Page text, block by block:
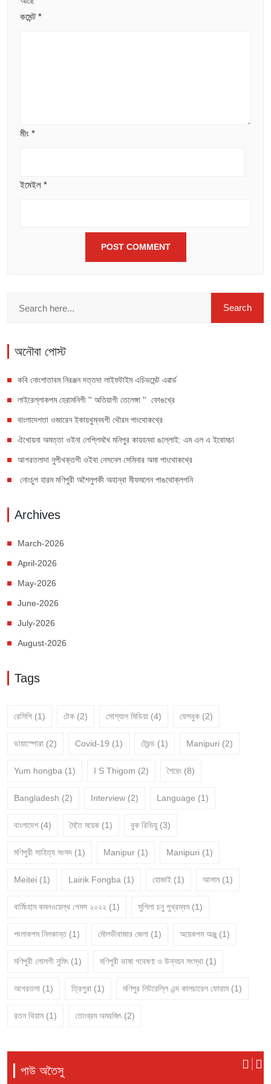
কমেন্ট *
মীং *
ইমেইল *
অনৌবা পোস্ট
কবি নোংশাতাবম নিরঞ্জন দত্তদা লাইফটাইম এচিভমেন্ট এৱার্ড
লাইরেল্লাকপম হেরামনিগী '' অতিয়াগী তেলেঙ্গা '' ফোঙখ্রে
বাংলাদেশতা ওজারেন ইকায়খুম্নবগী থৌরম পাংথোকখ্রে
ঐখোয়না অমত্তা ওইনা লেপ্লিমখৈ মনিপুর কায়হনবা ঙল্লোই: এম এল এ ইবোমচা
আগরতলাদা নুপীখক্তগী ওইবা নেসনেল সেমিনার অমা পাংথোকখ্রে
নোংচুপ হারম মণিপুরী অশৈলুপকী অহান্বা মীফমলেন পাঙথোক্লগনি
Archives
March-2026
April-2026
May-2026
June-2026
July-2026
August-2026
Tags
রেসিপি (1) টেক (2) সোশ্যাল মিডিয়া (4) ফেসবুক (2)
ডায়াস্পোরা (2) Covid-19 (1) ট্রেন্ড (1) Manipuri (2)
Yum hongba (1) I S Thigom (2) শৈরেং (8)
Bangladesh (2) Interview (2) Language (1)
বাংলাদেশ (4) মৈতৈ ময়েক (1) বুক রিভিয়ু (3)
মণিপুরী সাহিত্য সংসদ (1) Manipur (1) Manipuri (1)
Meitei (1) Lairik Fongba (1) হোজাই (1) আসাম (1)
বার্মিংহাম কমনওয়েল্থ গেমস ২০২২ (1) সুশিলা চনু পুখ্রম্বম (1)
শংলাকপম নিলকান্ত (1) মৌলভীবাজার জেলা (1) অয়েকপম অঞ্জু (1)
মণিপুরী লোলগী নুমিৎ (1) মণিপুরী ভাষা গবেষণা ও উন্নয়ন সংস্থা (1)
আগরতলা (1) ত্রিপুরা (1) মণিপুর লিটরেল্লি এন্দ কালচারেল ফোরাম (1)
রতন থিয়াম (1) তোংব্রম অমরজিৎ (2)
পাউ অতৈসু